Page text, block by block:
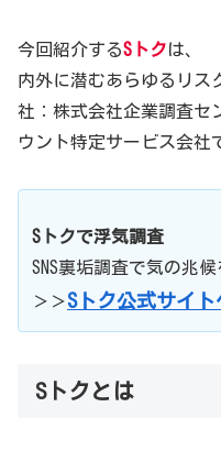
今回紹介するSトクは、
内外に潜むあらゆるリス
社：株式会社企業調査セ
ウント特定サービス会社
Sトクで浮気調査
SNS裏垢調査で気の兆
＞＞Sトク公式サイト
Sトクとは